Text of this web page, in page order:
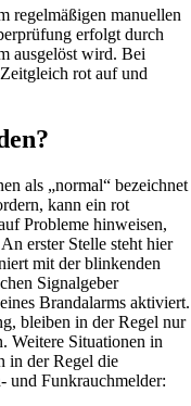
regelmäßigen manuellen
erfolgt durch
ausgelöst wird. Bei
rot auf und
als „normal“ bezeichnet
kann ein rot
Probleme hinweisen,
erster Stelle steht hier
mit der blinkenden
Signalgeber
Brandalarms aktiviert.
bleiben in der Regel nur
Weitere Situationen in
in der Regel die
und Funkrauchmelder: